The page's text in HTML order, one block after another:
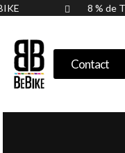
 8 % de
Contact